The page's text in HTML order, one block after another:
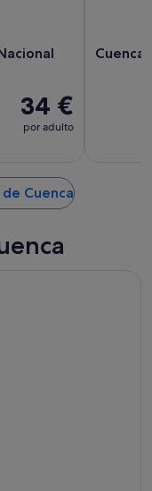
34 €
por adulto
Cuenca